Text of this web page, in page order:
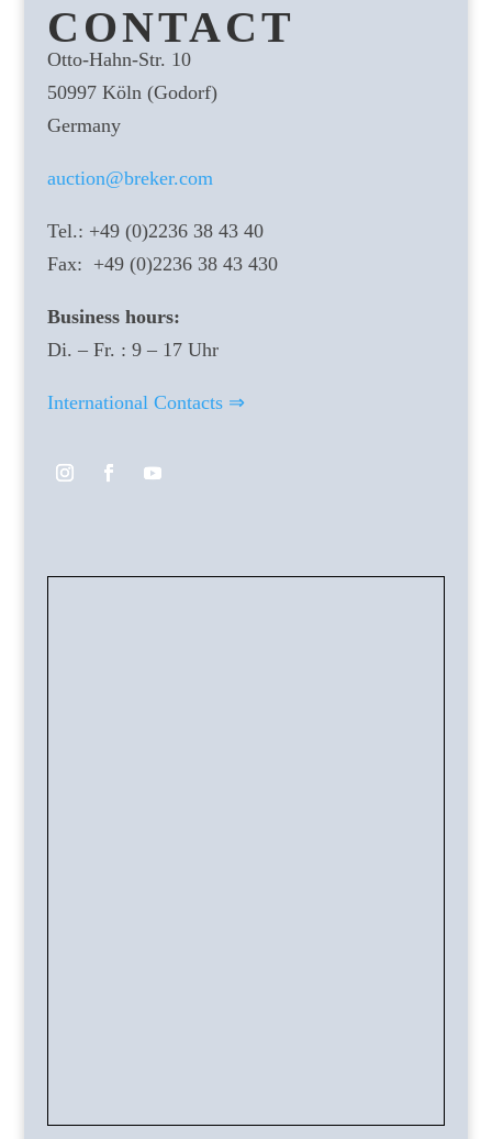
CONTACT
Otto-Hahn-Str. 10
50997 Köln (Godorf)
Germany
auction@breker.com
Tel.: +49 (0)2236 38 43 40
Fax: +49 (0)2236 38 43 430
Business hours:
Di. – Fr. : 9 – 17 Uhr
International Contacts ⇒